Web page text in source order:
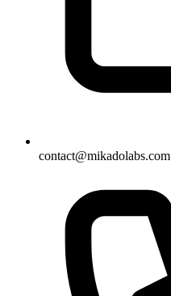
contact@mikadolabs.com